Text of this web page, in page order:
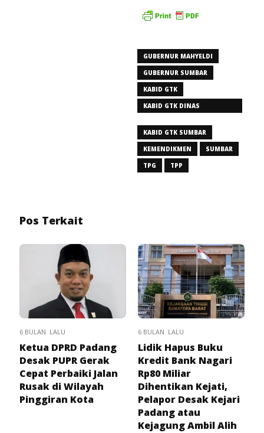
GUBERNUR MAHYELDI
GUBERNUR SUMBAR
KABID GTK
KABID GTK DINAS
KABID GTK SUMBAR
KEMENDIKMEN
SUMBAR
TPG
TPP
Pos Terkait
6 BULAN LALU
Ketua DPRD Padang
Desak PUPR Gerak
Cepat Perbaiki Jalan
Rusak di Wilayah
Pinggiran Kota
6 BULAN LALU
Lidik Hapus Buku
Kredit Bank Nagari
Rp80 Miliar
Dihentikan Kejati,
Pelapor Desak Kejari
Padang atau
Kejagung Ambil Alih